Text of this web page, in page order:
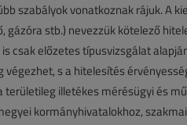
szabályok vonatkoznak rájuk. A
stb.) nevezzük kötelező
csak előzetes típusvizsgálat
s a hitelesítés
területileg illetékes mérésügyi és
kormányhivatalokhoz,